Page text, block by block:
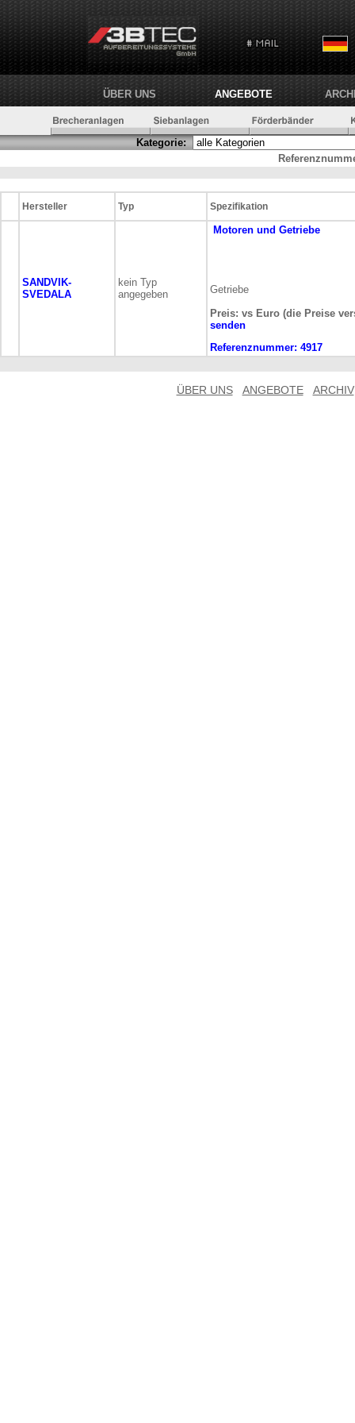
ÜBER UNS ANGEBOTE
Kategorie:
Hersteller Typ Spezifikation
SANDVIK-
SVEDALA
kein Typ
angegeben
Motoren und Getriebe
Getriebe
Preis: vs Euro (die Preise
senden
Referenznummer: 4917
ÜBER UNS ANGEBOTE ARCHIV